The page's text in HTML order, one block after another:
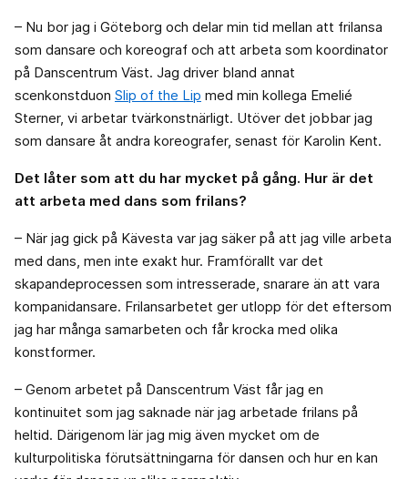
– Nu bor jag i Göteborg och delar min tid mellan att frilansa
som dansare och koreograf och att arbeta som koordinator
på Danscentrum Väst. Jag driver bland annat
scenkonstduon Slip of the Lip med min kollega Emelié
Sterner, vi arbetar tvärkonstnärligt. Utöver det jobbar jag
som dansare åt andra koreografer, senast för Karolin Kent.
Det låter som att du har mycket på gång. Hur är det
att arbeta med dans som frilans?
– När jag gick på Kävesta var jag säker på att jag ville arbeta
med dans, men inte exakt hur. Framförallt var det
skapandeprocessen som intresserade, snarare än att vara
kompanidansare. Frilansarbetet ger utlopp för det eftersom
jag har många samarbeten och får krocka med olika
konstformer.
– Genom arbetet på Danscentrum Väst får jag en
kontinuitet som jag saknade när jag arbetade frilans på
heltid. Därigenom lär jag mig även mycket om de
kulturpolitiska förutsättningarna för dansen och hur en kan